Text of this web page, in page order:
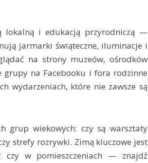
lokalną i edukacją przyrodniczą —
jarmarki świąteczne, iluminacje i
na strony muzeów, ośrodków
grupy na Facebooku i fora rodzinne
wydarzeniach, które nie zawsze są
grup wiekowych: czy są warsztaty
strefy rozrywki. Zimą kluczowe jest
czy w pomieszczeniach — znajdź